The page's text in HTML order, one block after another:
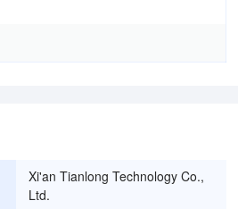
Xi'an Tianlong Technology Co.,
Ltd.